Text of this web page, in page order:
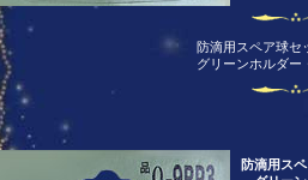
防滴用スペア球セ
グリーンホルダ
防滴用ス